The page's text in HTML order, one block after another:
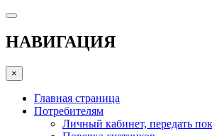
НАВИГАЦИЯ
×
Главная страница
Потребителям
Личный кабинет, передать